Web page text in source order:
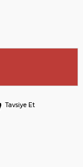
Tavsiye Et